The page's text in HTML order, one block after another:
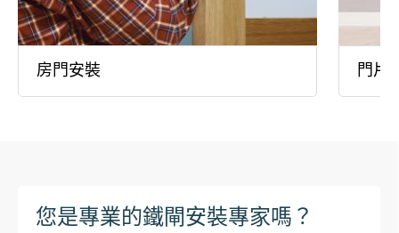
房門安裝 門片
您是專業的鐵閘安裝專家嗎？